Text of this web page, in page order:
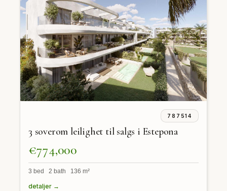
787514
3 soverom leilighet til salgs i Estepona
€774,000
3 bed 2 bath 136 m²
detaljer →